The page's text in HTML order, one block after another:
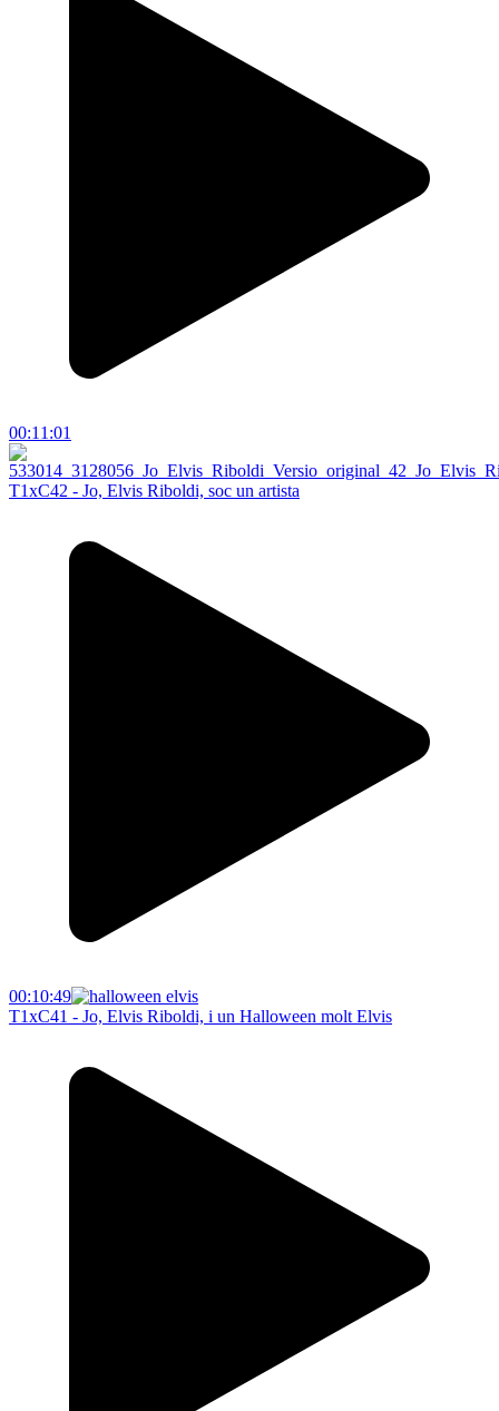
00:11:01
T1xC42 - Jo, Elvis Riboldi, soc un artista
00:10:49
T1xC41 - Jo, Elvis Riboldi, i un Halloween molt Elvis